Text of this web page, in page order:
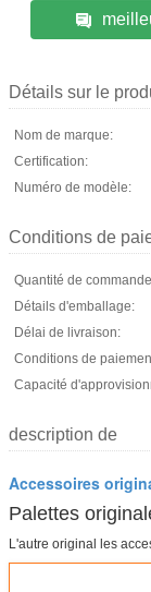
Détails sur le
Nom de marque:
Certification:
Numéro de modèle:
Conditions de
Quantité de
Détails d'emballage:
Délai de livraison:
Conditions de
Capacité
description de
Accessoires
Palettes
L'autre original les